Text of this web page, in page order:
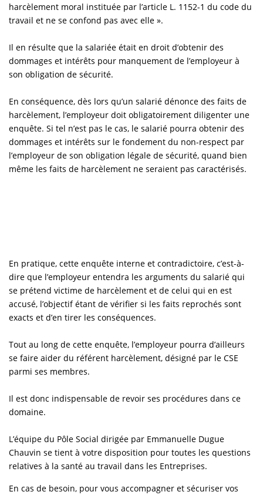
harcèlement moral instituée par l’article L. 1152-1 du code du
travail et ne se confond pas avec elle ».
Il en résulte que la salariée était en droit d’obtenir des
dommages et intérêts pour manquement de l’employeur à
son obligation de sécurité.
En conséquence, dès lors qu’un salarié dénonce des faits de
harcèlement, l’employeur doit obligatoirement diligenter une
enquête. Si tel n’est pas le cas, le salarié pourra obtenir des
dommages et intérêts sur le fondement du non-respect par
l’employeur de son obligation légale de sécurité, quand bien
même les faits de harcèlement ne seraient pas caractérisés.
En pratique, cette enquête interne et contradictoire, c’est-à-
dire que l’employeur entendra les arguments du salarié qui
se prétend victime de harcèlement et de celui qui en est
accusé, l’objectif étant de vérifier si les faits reprochés sont
exacts et d’en tirer les conséquences.
Tout au long de cette enquête, l’employeur pourra d’ailleurs
se faire aider du référent harcèlement, désigné par le CSE
parmi ses membres.
Il est donc indispensable de revoir ses procédures dans ce
domaine.
L’équipe du Pôle Social dirigée par Emmanuelle Dugue
Chauvin se tient à votre disposition pour toutes les questions
relatives à la santé au travail dans les Entreprises.
En cas de besoin, pour vous accompagner et sécuriser vos